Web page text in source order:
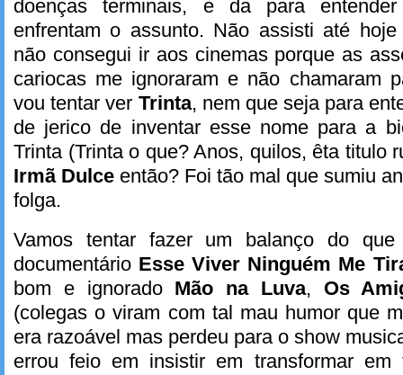
doenças terminais, e da para
enfrentam o assunto. Não assisti até
não consegui ir aos cinemas porque as
cariocas me ignoraram e não chamaram
vou tentar ver Trinta, nem que seja para
de jerico de inventar esse nome para a
Trinta (Trinta o que? Anos, quilos, êta titulo
Irmã Dulce então? Foi tão mal que sumiu
folga.
Vamos tentar fazer um balanço do
documentário Esse Viver Ninguém Me
bom e ignorado Mão na Luva, Os
(colegas o viram com tal mau humor que
era razoável mas perdeu para o show
errou feio em insistir em transformar